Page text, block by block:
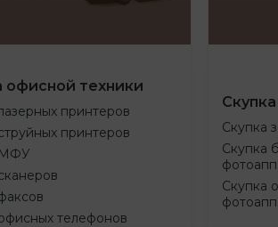
офисной техники
принтеров
принтеров
МФУ
телефонов
Скупка
Скупка
Скупка